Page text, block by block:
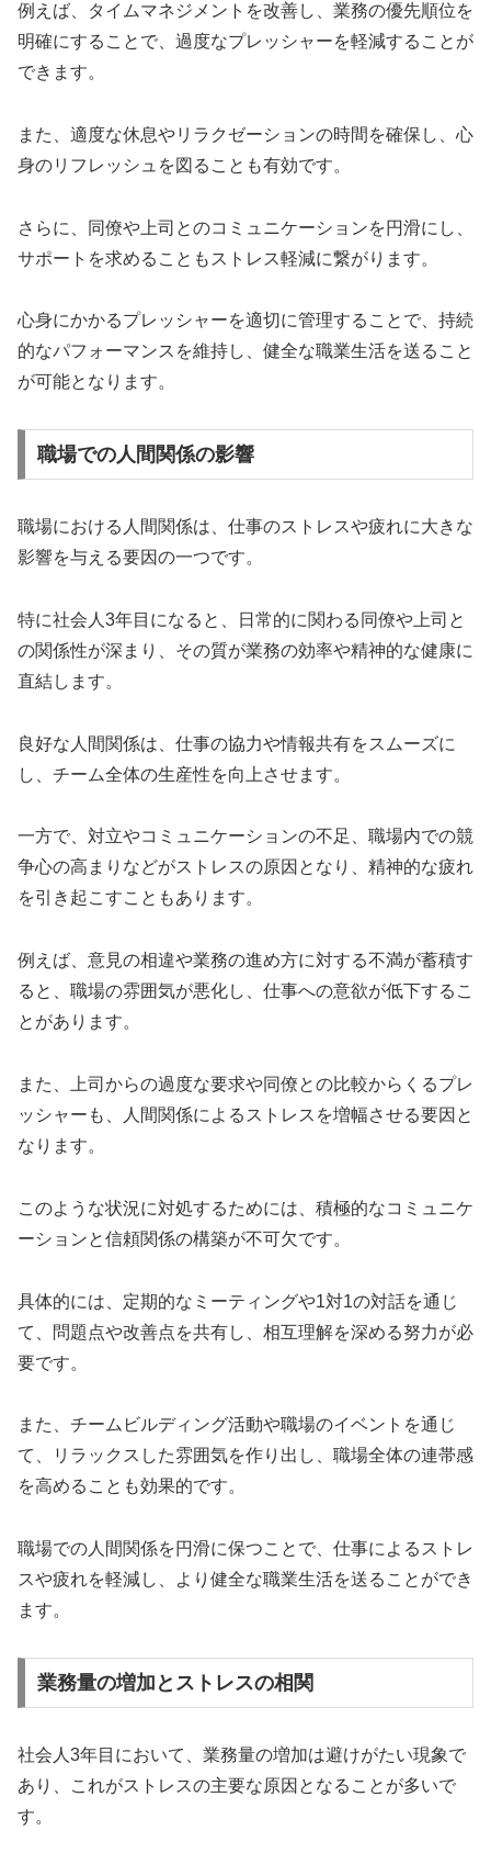
例えば、タイムマネジメントを改善し、業務の優先順位を
明確にすることで、過度なプレッシャーを軽減することが
できます。
また、適度な休息やリラクゼーションの時間を確保し、心
身のリフレッシュを図ることも有効です。
さらに、同僚や上司とのコミュニケーションを円滑にし、
サポートを求めることもストレス軽減に繋がります。
心身にかかるプレッシャーを適切に管理することで、持続
的なパフォーマンスを維持し、健全な職業生活を送ること
が可能となります。
職場での人間関係の影響
職場における人間関係は、仕事のストレスや疲れに大きな
影響を与える要因の一つです。
特に社会人3年目になると、日常的に関わる同僚や上司と
の関係性が深まり、その質が業務の効率や精神的な健康に
直結します。
良好な人間関係は、仕事の協力や情報共有をスムーズに
し、チーム全体の生産性を向上させます。
一方で、対立やコミュニケーションの不足、職場内での競
争心の高まりなどがストレスの原因となり、精神的な疲れ
を引き起こすこともあります。
例えば、意見の相違や業務の進め方に対する不満が蓄積す
ると、職場の雰囲気が悪化し、仕事への意欲が低下するこ
とがあります。
また、上司からの過度な要求や同僚との比較からくるプレ
ッシャーも、人間関係によるストレスを増幅させる要因と
なります。
このような状況に対処するためには、積極的なコミュニケ
ーションと信頼関係の構築が不可欠です。
具体的には、定期的なミーティングや1対1の対話を通じ
て、問題点や改善点を共有し、相互理解を深める努力が必
要です。
また、チームビルディング活動や職場のイベントを通じ
て、リラックスした雰囲気を作り出し、職場全体の連帯感
を高めることも効果的です。
職場での人間関係を円滑に保つことで、仕事によるストレ
スや疲れを軽減し、より健全な職業生活を送ることができ
ます。
業務量の増加とストレスの相関
社会人3年目において、業務量の増加は避けがたい現象で
あり、これがストレスの主要な原因となることが多いで
す。